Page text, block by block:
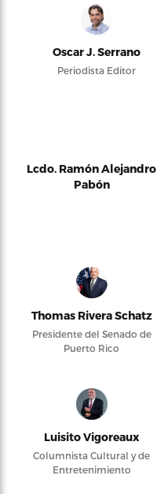
Oscar J. Serrano
Periodista Editor
Lcdo. Ramón Alejandro
Pabón
Thomas Rivera Schatz
Presidente del Senado de
Puerto Rico
Luisito Vigoreaux
Columnista Cultural y de
Entretenimiento